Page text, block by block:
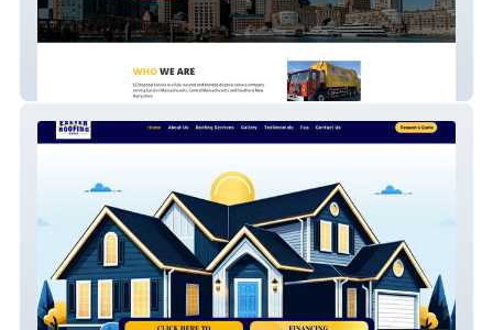
Trash Disposal